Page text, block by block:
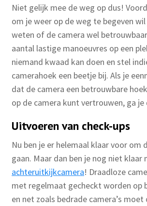
Niet gelijk mee de weg op dus!
om je weer op de weg te begeven
weten of de camera wel
aantal lastige manoeuvres op een
niemand kwaad kan doen en stel
camerahoek een beetje bij. Als je
dat de camera een betrouwbare
op de camera kunt vertrouwen, ga je
Uitvoeren van check-ups
Nu ben je er helemaal klaar voor om
gaan. Maar dan ben je nog niet klaar
achteruitkijkcamera! Draadloze
met regelmaat gecheckt worden op
en net zoals bedrade camera’s